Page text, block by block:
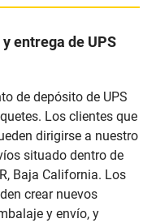
entrega de UPS
de depósito de UPS
Los clientes que
dirigirse a nuestro
situado dentro de
Baja California. Los
crear nuevos
y envío, y